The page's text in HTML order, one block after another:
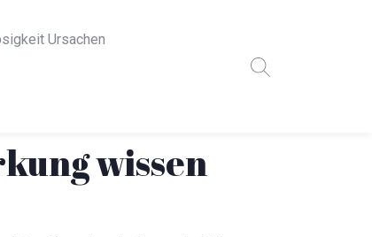
Ursachen
wissen